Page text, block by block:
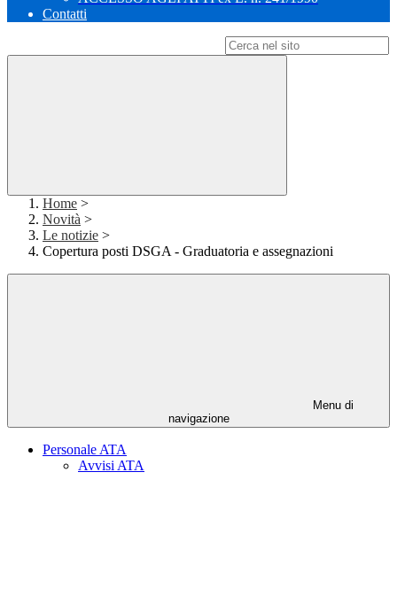
Contatti
Home >
Novità >
Le notizie >
Copertura posti DSGA - Graduatoria e assegnazioni
Menu di
navigazione
Personale ATA
Avvisi ATA